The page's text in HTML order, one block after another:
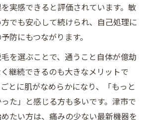
実感できると評価されています。敏
でも安心して続けられ、自己処理に
防にもつながります。
を選ぶことで、通うこと自体が億劫
継続できるのも大きなメリットで
とに肌がなめらかになり、「もっと
た」と感じる方も多いです。津市で
たい方は、痛みの少ない最新機器を